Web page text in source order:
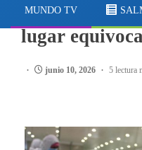
MUNDO TV
lugar
junio 10, 2026 5 lectura